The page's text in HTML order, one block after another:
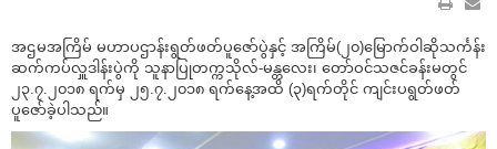
အဌမအကြိမ် မဟာပဌာန်းရွတ်ဖတ်ပူဇော်ပွဲနှင့် အကြိမ်(၂၀)မြောက်ဝါဆိုသင်္ကန်း
ဆက်ကပ်လှူဒါန်းပွဲကို သူနာပြုတက္ကသိုလ်-မန္တလေး၊ တော်ဝင်သဇင်ခန်းမတွင်
၂၃.၇.၂၀၁၈ ရက်မှ ၂၅.၇.၂၀၁၈ ရက်နေ့အထိ (၃)ရက်တိုင် ကျင်းပရွတ်ဖတ်
ပူဇော်ခဲ့ပါသည်။